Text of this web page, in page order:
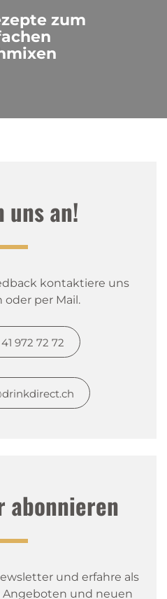
zum
uns an!
kontaktiere uns
oder per Mail.
41 972 72 72
abonnieren
und erfahre als
und neuen